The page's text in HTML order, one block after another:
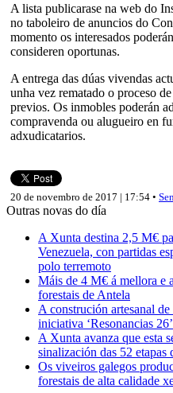
A lista publicarase na web do
no taboleiro de anuncios do
momento os interesados
consideren oportunas.
A entrega das dúas vivendas
unha vez rematado o proceso
previos. Os inmobles poderán
compravenda ou alugueiro en
adxudicatarios.
20 de novembro de 2017 | 17:54 •
Outras novas do día
A Xunta destina 2,5 M€
Venezuela, con partidas
polo terremoto
Máis de 4 M€ á mellora e
forestais de Antela
A construción artesanal
iniciativa ‘Resonancias 26’
A Xunta avanza que esta
sinalización das 52
Os viveiros galegos
forestais de alta calidade